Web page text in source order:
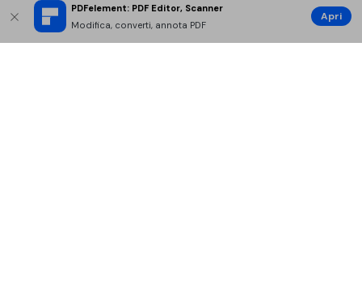
PDFelement: PDF Editor, Scanner
Modifica, converti, annota PDF
Apri